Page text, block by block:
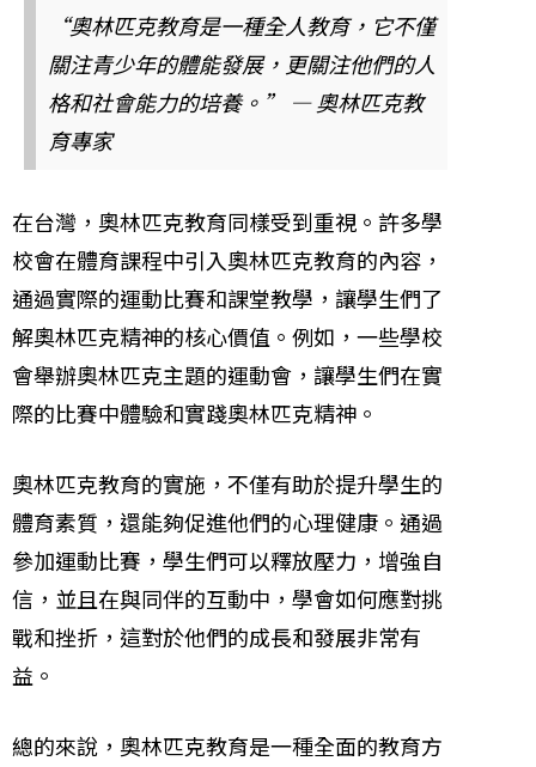
“奧林匹克教育是一種全人教育，它不僅
關注青少年的體能發展，更關注他們的人
格和社會能力的培養。” — 奧林匹克教
育專家
在台灣，奧林匹克教育同樣受到重視。許多學
校會在體育課程中引入奧林匹克教育的內容，
通過實際的運動比賽和課堂教學，讓學生們了
解奧林匹克精神的核心價值。例如，一些學校
會舉辦奧林匹克主題的運動會，讓學生們在實
際的比賽中體驗和實踐奧林匹克精神。
奧林匹克教育的實施，不僅有助於提升學生的
體育素質，還能夠促進他們的心理健康。通過
參加運動比賽，學生們可以釋放壓力，增強自
信，並且在與同伴的互動中，學會如何應對挑
戰和挫折，這對於他們的成長和發展非常有
益。
總的來說，奧林匹克教育是一種全面的教育方